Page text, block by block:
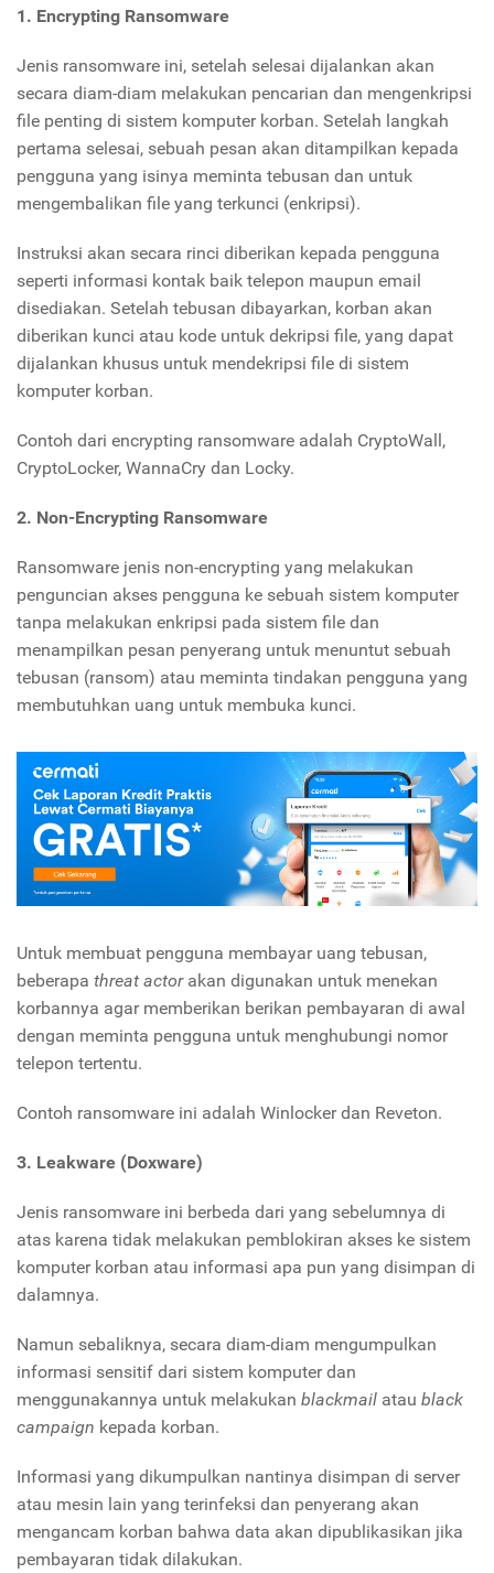
1. Encrypting Ransomware
Jenis ransomware ini, setelah selesai dijalankan akan
secara diam-diam melakukan pencarian dan mengenkripsi
file penting di sistem komputer korban. Setelah langkah
pertama selesai, sebuah pesan akan ditampilkan kepada
pengguna yang isinya meminta tebusan dan untuk
mengembalikan file yang terkunci (enkripsi).
Instruksi akan secara rinci diberikan kepada pengguna
seperti informasi kontak baik telepon maupun email
disediakan. Setelah tebusan dibayarkan, korban akan
diberikan kunci atau kode untuk dekripsi file, yang dapat
dijalankan khusus untuk mendekripsi file di sistem
komputer korban.
Contoh dari encrypting ransomware adalah CryptoWall,
CryptoLocker, WannaCry dan Locky.
2. Non-Encrypting Ransomware
Ransomware jenis non-encrypting yang melakukan
penguncian akses pengguna ke sebuah sistem komputer
tanpa melakukan enkripsi pada sistem file dan
menampilkan pesan penyerang untuk menuntut sebuah
tebusan (ransom) atau meminta tindakan pengguna yang
membutuhkan uang untuk membuka kunci.
Untuk membuat pengguna membayar uang tebusan,
beberapa threat actor akan digunakan untuk menekan
korbannya agar memberikan berikan pembayaran di awal
dengan meminta pengguna untuk menghubungi nomor
telepon tertentu.
Contoh ransomware ini adalah Winlocker dan Reveton.
3. Leakware (Doxware)
Jenis ransomware ini berbeda dari yang sebelumnya di
atas karena tidak melakukan pemblokiran akses ke sistem
komputer korban atau informasi apa pun yang disimpan di
dalamnya.
Namun sebaliknya, secara diam-diam mengumpulkan
informasi sensitif dari sistem komputer dan
menggunakannya untuk melakukan blackmail atau black
campaign kepada korban.
Informasi yang dikumpulkan nantinya disimpan di server
atau mesin lain yang terinfeksi dan penyerang akan
mengancam korban bahwa data akan dipublikasikan jika
pembayaran tidak dilakukan.